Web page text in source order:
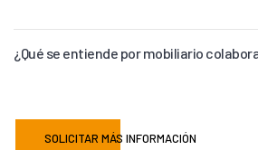
¿Qué se entiende por mobiliario
SOLICITAR MÁS INFORMACIÓN